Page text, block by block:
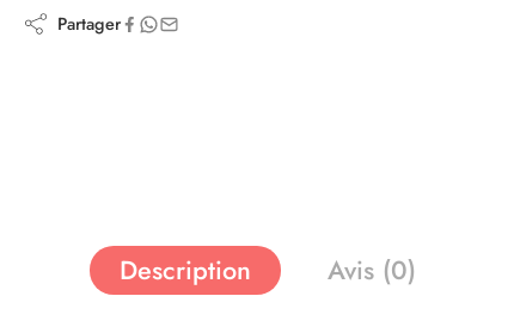
Partager
Description Avis (0)